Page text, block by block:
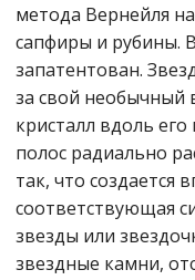
метода Вернейля
сапфиры и рубины.
запатентован.
за свой необычный
кристалл вдоль
полос радиально
так, что создается
соответствующая
звезды или
звездные камни,